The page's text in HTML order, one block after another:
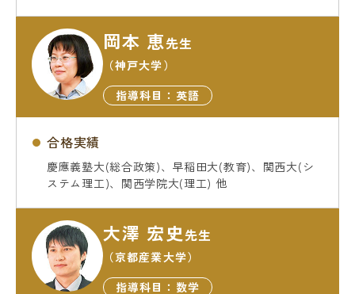
岡本 恵先生
（神戸大学）
指導科目：英語
合格実績
慶應義塾大(総合政策)、早稲田大(教育)、関西大(シ
ステム理工)、関西学院大(理工) 他
大澤 宏史先生
（京都産業大学）
指導科目：数学